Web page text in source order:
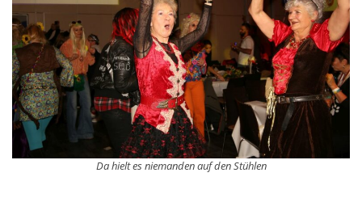
Da hielt es niemanden auf den Stühlen